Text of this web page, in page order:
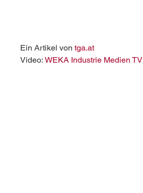
Ein Artikel von tga.at
Video: WEKA Industrie Medien TV